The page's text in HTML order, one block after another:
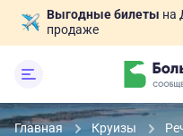
Выгодные билеты на
продаже
Главная Круизы